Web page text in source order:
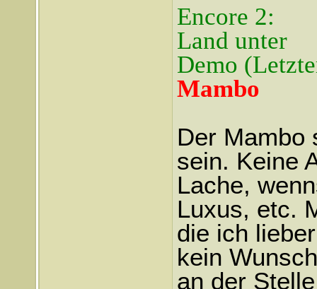
Encore 2:
Land unter
Demo
Mambo
Der Mambo
sein. Keine
Lache,
Luxus, etc.
die ich
kein
an der